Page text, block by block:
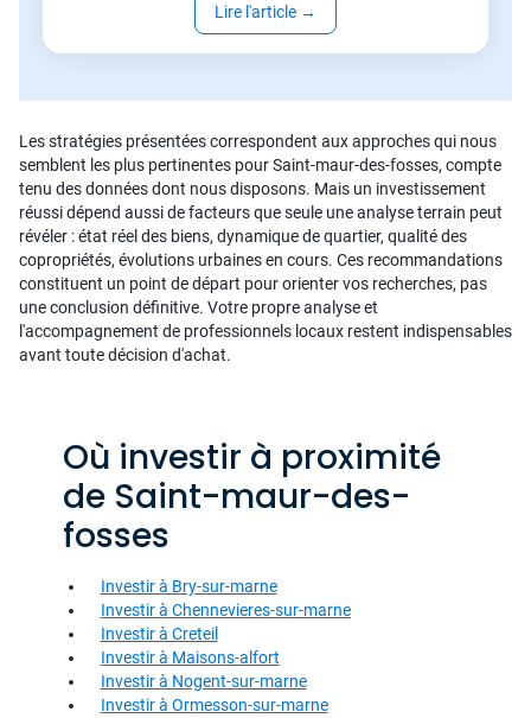
Lire l'article →
Les stratégies présentées correspondent aux approches qui nous
semblent les plus pertinentes pour Saint-maur-des-fosses, compte
tenu des données dont nous disposons. Mais un investissement
réussi dépend aussi de facteurs que seule une analyse terrain peut
révéler : état réel des biens, dynamique de quartier, qualité des
copropriétés, évolutions urbaines en cours. Ces recommandations
constituent un point de départ pour orienter vos recherches, pas
une conclusion définitive. Votre propre analyse et
l'accompagnement de professionnels locaux restent indispensables
avant toute décision d'achat.
Où investir à proximité
de Saint-maur-des-
fosses
Investir à Bry-sur-marne
Investir à Chennevieres-sur-marne
Investir à Creteil
Investir à Maisons-alfort
Investir à Nogent-sur-marne
Investir à Ormesson-sur-marne